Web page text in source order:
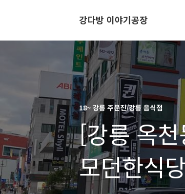
강다방 이야기공장
18~ 강릉 주문진/강릉 음식점
[강릉 옥
모던한식